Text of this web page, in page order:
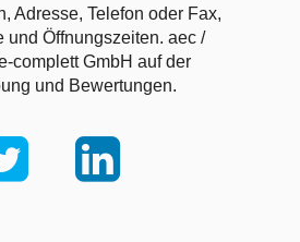
Adresse, Telefon oder Fax,
und Öffnungszeiten. aec /
complett GmbH auf der
und Bewertungen.